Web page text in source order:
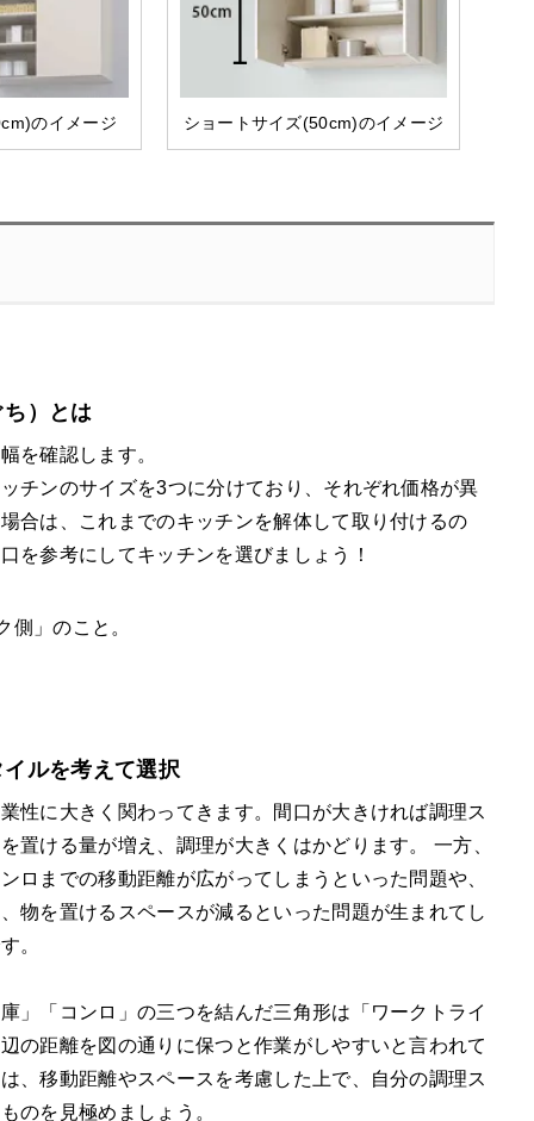
のイメージ ショートサイズ(50cm)のイメージ
）とは
を確認します。
チンのサイズを3つに分けており、それぞれ価格が異
合は、これまでのキッチンを解体して取り付けるの
を参考にしてキッチンを選びましょう！
側」のこと。
ルを考えて選択
性に大きく関わってきます。間口が大きければ調理ス
置ける量が増え、調理が大きくはかどります。 一方、
ロまでの移動距離が広がってしまうといった問題や、
物を置けるスペースが減るといった問題が生まれてし
。
」「コンロ」の三つを結んだ三角形は「ワークトライ
の距離を図の通りに保つと作業がしやすいと言われて
、移動距離やスペースを考慮した上で、自分の調理ス
のを見極めましょう。